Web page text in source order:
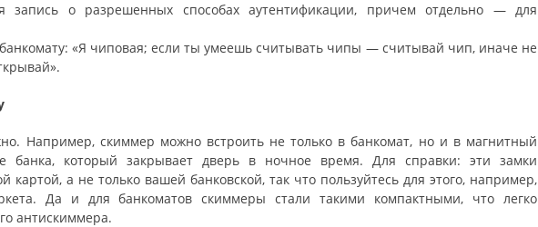
запись о разрешенных способах аутентификации, причем отдельно — для
банкомату: «Я чиповая; если ты умеешь считывать чипы — считывай чип, иначе не
Например, скиммер можно встроить не только в банкомат, но и в магнитный
банка, который закрывает дверь в ночное время. Для справки: эти замки
картой, а не только вашей банковской, так что пользуйтесь для этого, например,
Да и для банкоматов скиммеры стали такими компактными, что легко
антискиммера.